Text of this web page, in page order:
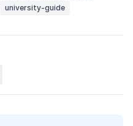
university-guide